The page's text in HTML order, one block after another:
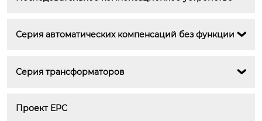
Серия автоматических компенсаций без функции 
Серия трансформаторов 
Проект EPC